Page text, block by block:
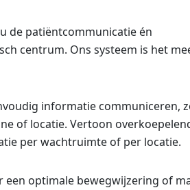
de patiëntcommunicatie én
centrum. Ons systeem is het
informatie communiceren,
of locatie. Vertoon
per wachtruimte of per locatie.
een optimale bewegwijzering of